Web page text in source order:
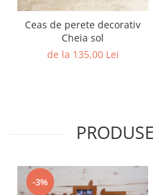
Ceas de perete decorativ
Cheia sol
de la 135,00 Lei
-3%